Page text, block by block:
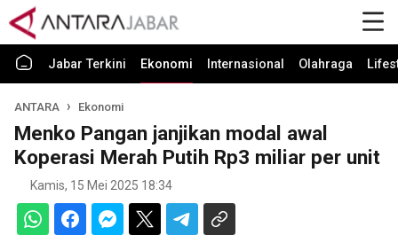
Jabar Terkini Ekonomi Internasional Olahraga
ANTARA Ekonomi
Menko Pangan janjikan modal awal
Koperasi Merah Putih Rp3 miliar per unit
Kamis, 15 Mei 2025 18:34